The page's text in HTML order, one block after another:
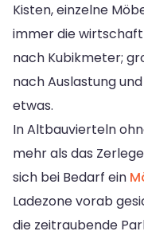
Kisten, einzelne
immer die
nach Kubikmeter;
nach Auslastung
etwas.
In Altbauvierteln
mehr als das
sich bei Bedarf ein
Ladezone vorab
die zeitraubende